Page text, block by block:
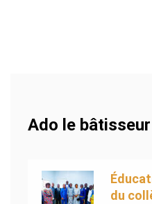
Ado le bâtisseur
du